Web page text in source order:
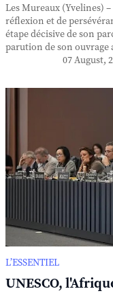
Les Mureaux (Yvelines)
réflexion et de
étape décisive de son
parution de son ouvrage
07 August,
L’ESSENTIEL
UNESCO,